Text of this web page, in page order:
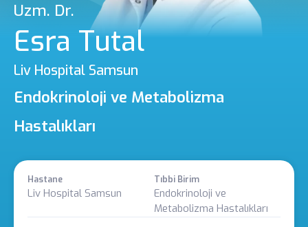
Uzm. Dr.
Esra Tutal
Liv Hospital Samsun
Endokrinoloji ve Metabolizma
Hastalıkları
Hastane
Liv Hospital Samsun
Tıbbi Birim
Endokrinoloji ve
Metabolizma Hastalıkları